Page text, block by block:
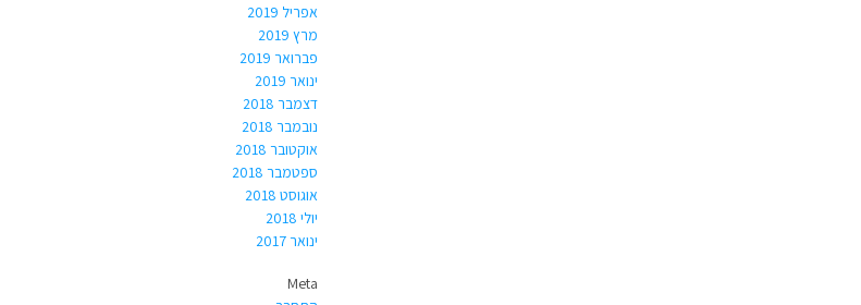
אפריל 2019
מרץ 2019
פברואר 2019
ינואר 2019
דצמבר 2018
נובמבר 2018
אוקטובר 2018
ספטמבר 2018
אוגוסט 2018
יולי 2018
ינואר 2017
Meta